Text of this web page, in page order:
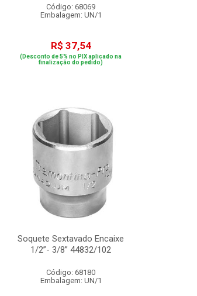
Código: 68069
Embalagem: UN/1
R$ 37,54
(Desconto de 5% no PIX aplicado na
finalização do pedido)
Soquete Sextavado Encaixe
1/2”- 3/8” 44832/102
Código: 68180
Embalagem: UN/1